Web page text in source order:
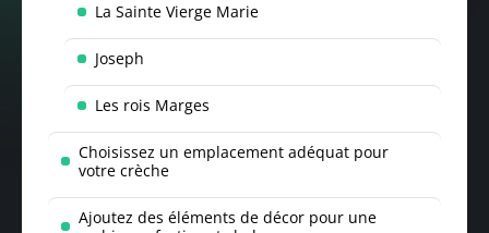
La Sainte Vierge Marie
Joseph
Les rois Marges
Choisissez un emplacement adéquat pour
votre crèche
Ajoutez des éléments de décor pour une